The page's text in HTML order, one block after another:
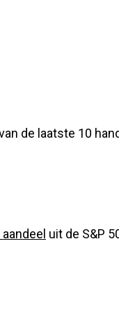
de laatste 10
uit de S&P